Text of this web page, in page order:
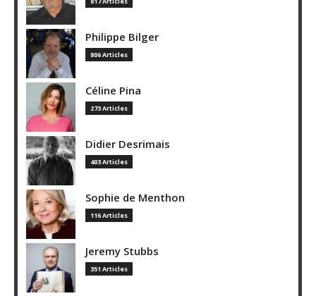
Philippe Bilger
806 Articles
Céline Pina
273 Articles
Didier Desrimais
403 Articles
Sophie de Menthon
116 Articles
Jeremy Stubbs
351 Articles